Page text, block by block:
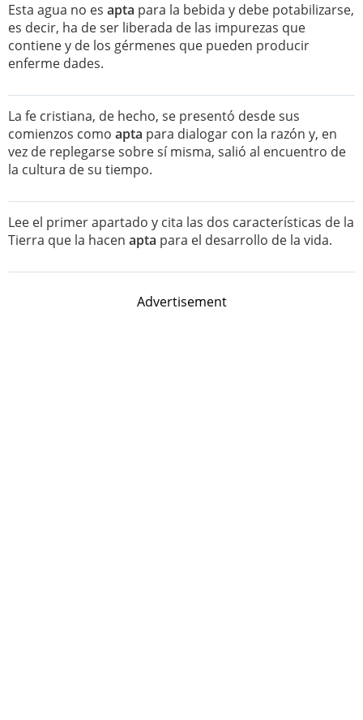
Esta agua no es apta para la bebida y debe potabilizarse,
es decir, ha de ser liberada de las impurezas que
contiene y de los gérmenes que pueden producir
enferme dades.
La fe cristiana, de hecho, se presentó desde sus
comienzos como apta para dialogar con la razón y, en
vez de replegarse sobre sí misma, salió al encuentro de
la cultura de su tiempo.
Lee el primer apartado y cita las dos características de la
Tierra que la hacen apta para el desarrollo de la vida.
Advertisement